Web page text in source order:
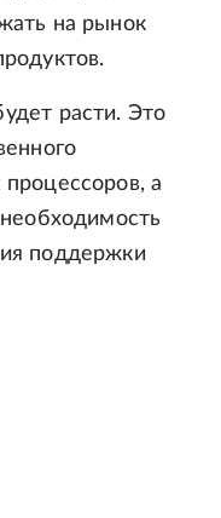
на рынок
расти. Это
а
поддержки